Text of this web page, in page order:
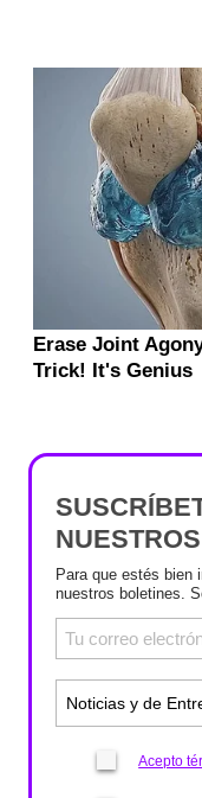
Para que estés bien
nuestros boletines.
Acepto